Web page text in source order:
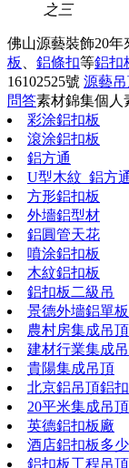
之三
佛山源藝裝飾20年
板
鋁條扣等鋁扣
16102525號 源藝
問答素材錦集個人
彩涂鋁扣板
滾涂鋁扣板
鋁方通
U型木紋_鋁方
方形鋁扣板
外墻鋁型材
鋁圓管天花
噴涂鋁扣板
木紋鋁扣板
鋁扣板二級吊
景德外墻鋁單板
農村房集成吊頂
建材行業集成
貴陽集成吊頂
北京鋁吊頂鋁
20平米集成吊頂
英德鋁扣板廠
酒店鋁扣板多
鋁扣板工程吊頂